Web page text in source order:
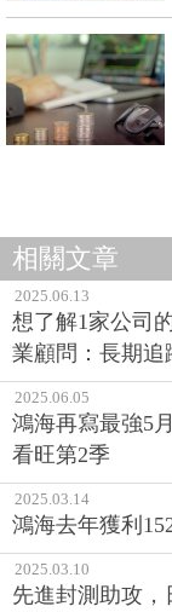
相關文章
2025.06.13
想了解1家公司
業顧問：長期追
2025.06.05
鴻海再寫最強5
看旺第2季
2025.03.14
鴻海去年獲利
2025.03.10
先進封測助攻，